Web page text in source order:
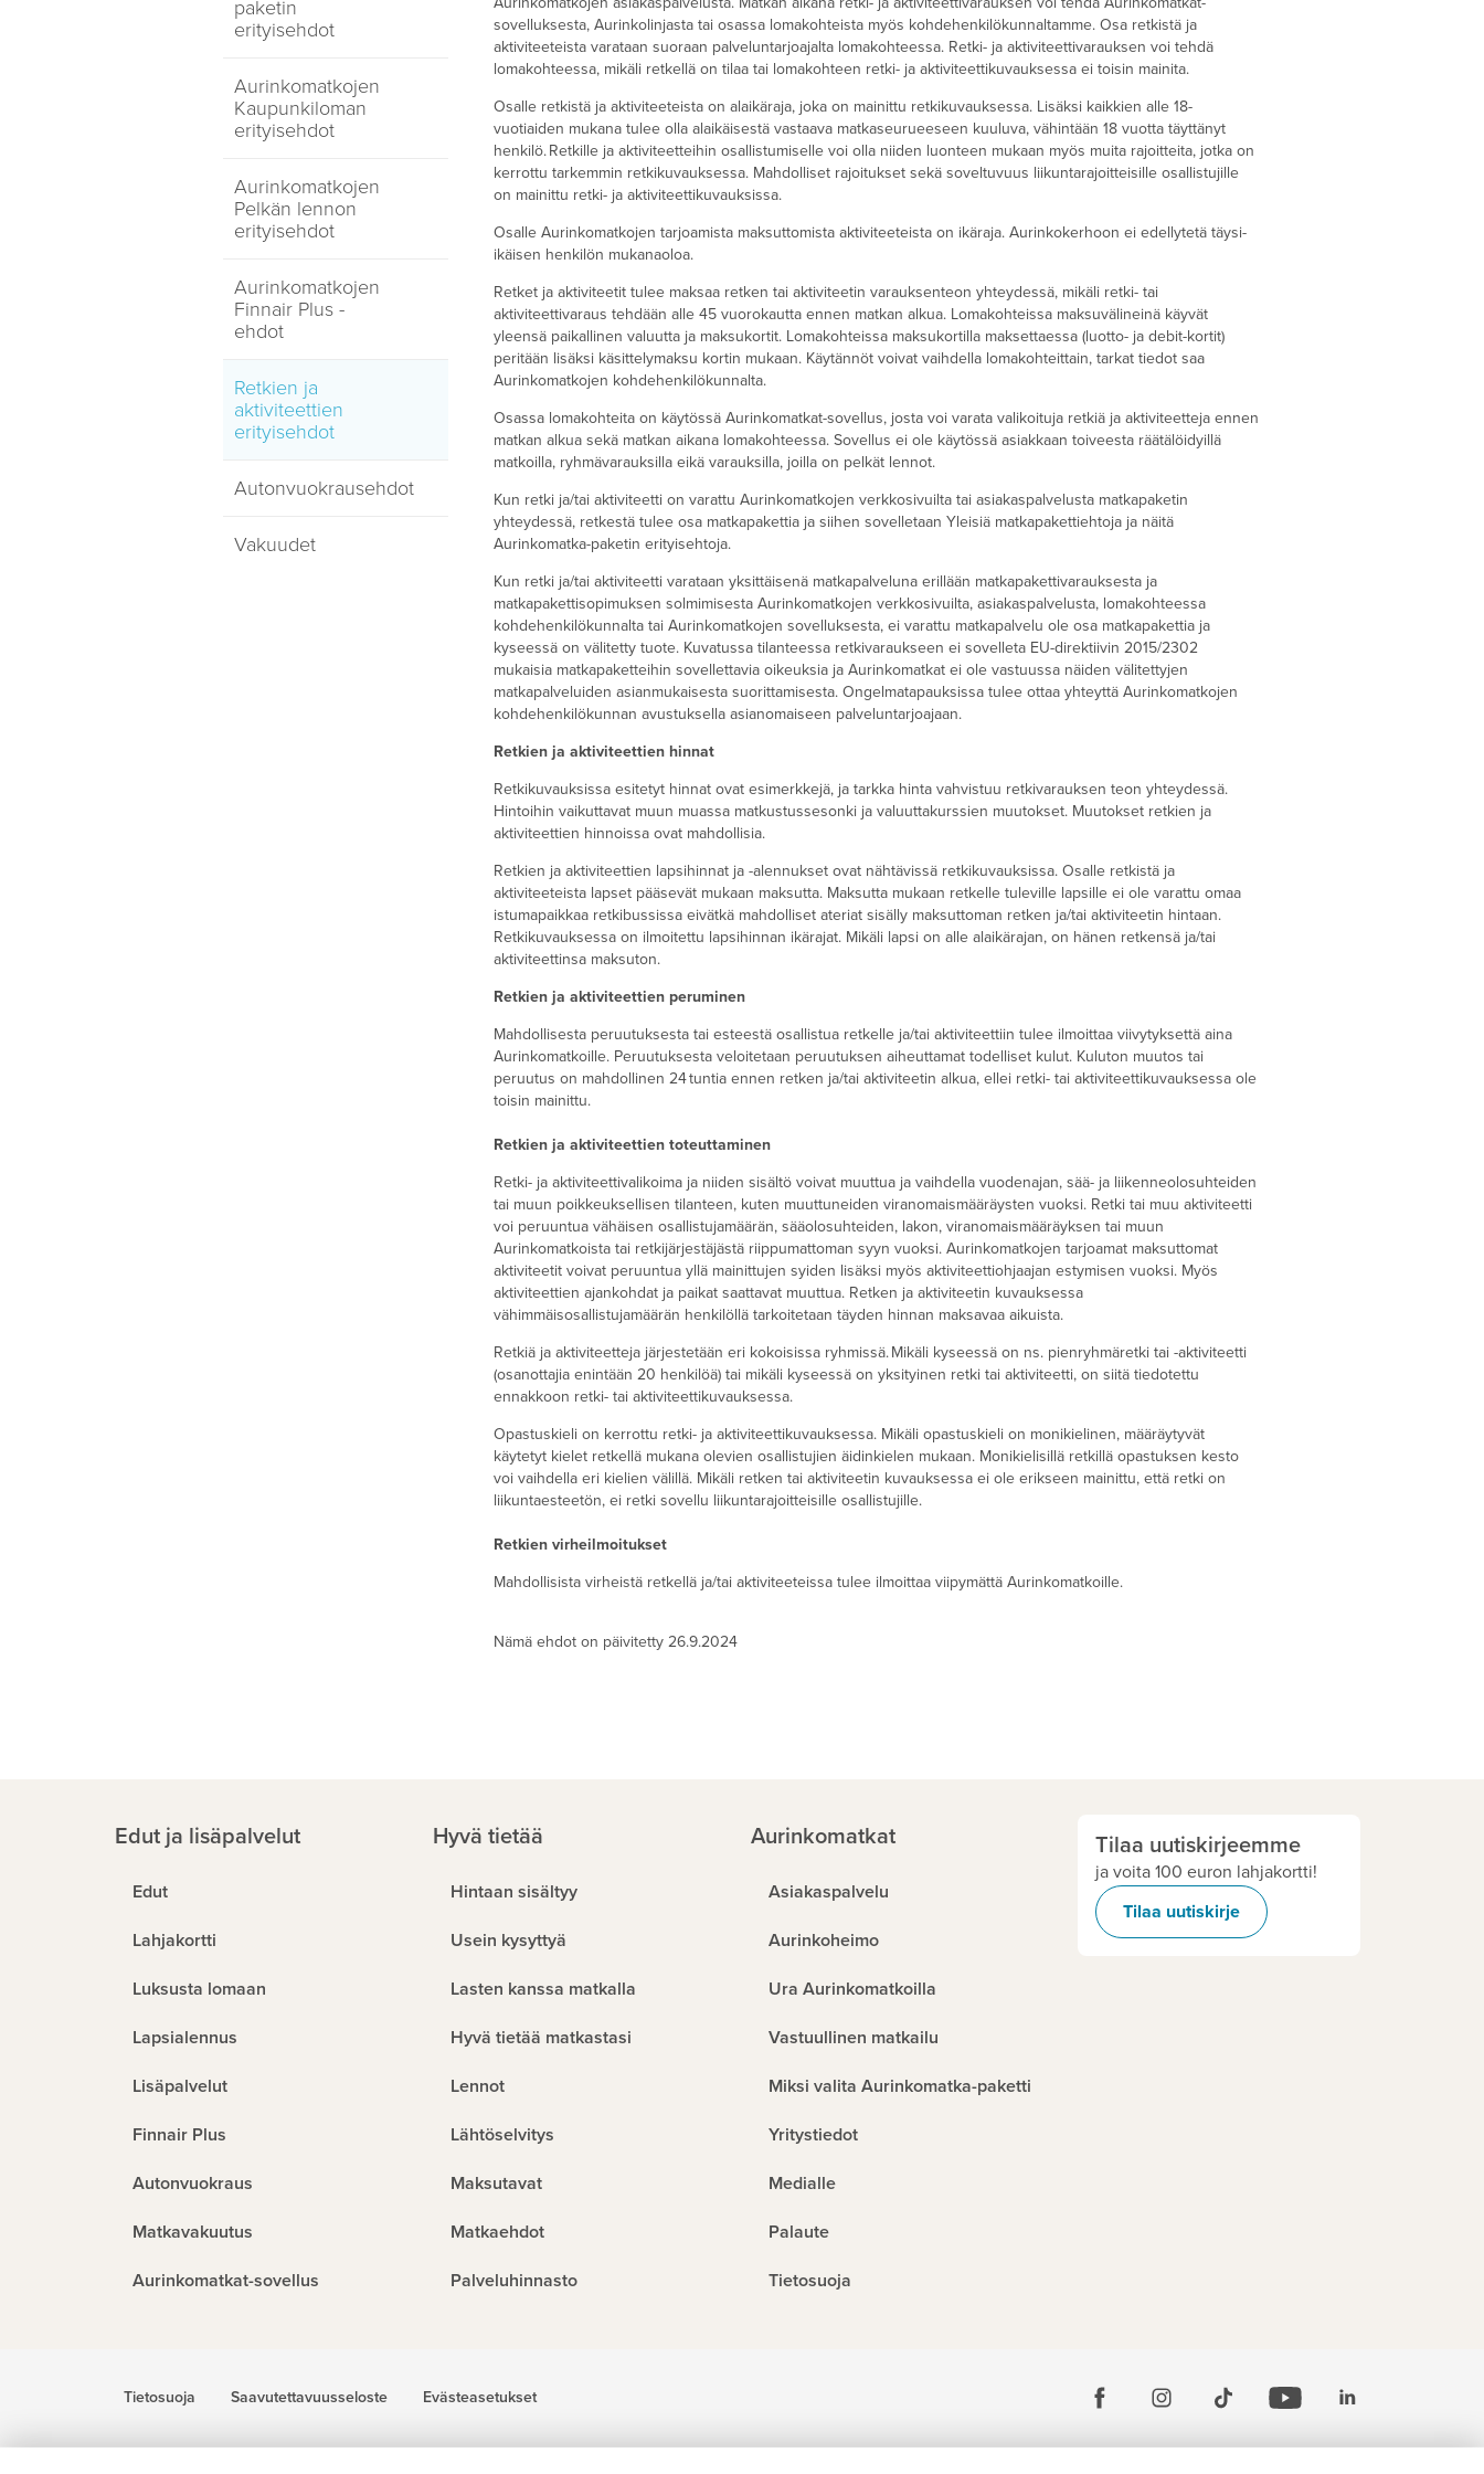
paketin
erityisehdot
Aurinkomatkojen
Kaupunkiloman
erityisehdot
Aurinkomatkojen
Pelkän lennon
erityisehdot
Aurinkomatkojen
Finnair Plus -
ehdot
Retkien ja
aktiviteettien
erityisehdot
Autonvuokrausehdot
Vakuudet
sovelluksesta, Aurinkolinjasta tai osassa lomakohteista myös kohdehenkilökunnaltamme. Osa retkistä ja
aktiviteeteista varataan suoraan palveluntarjoajalta lomakohteessa. Retki- ja aktiviteettivarauksen voi tehdä
lomakohteessa, mikäli retkellä on tilaa tai lomakohteen retki- ja aktiviteettikuvauksessa ei toisin mainita.
Osalle retkistä ja aktiviteeteista on alaikäraja, joka on mainittu retkikuvauksessa. Lisäksi kaikkien alle 18-
vuotiaiden mukana tulee olla alaikäisestä vastaava matkaseurueeseen kuuluva, vähintään 18 vuotta täyttänyt
henkilö. Retkille ja aktiviteetteihin osallistumiselle voi olla niiden luonteen mukaan myös muita rajoitteita, jotka on
kerrottu tarkemmin retkikuvauksessa. Mahdolliset rajoitukset sekä soveltuvuus liikuntarajoitteisille osallistujille
on mainittu retki- ja aktiviteettikuvauksissa.
Osalle Aurinkomatkojen tarjoamista maksuttomista aktiviteeteista on ikäraja. Aurinkokerhoon ei edellytetä täysi-
ikäisen henkilön mukanaoloa.
Retket ja aktiviteetit tulee maksaa retken tai aktiviteetin varauksenteon yhteydessä, mikäli retki- tai
aktiviteettivaraus tehdään alle 45 vuorokautta ennen matkan alkua. Lomakohteissa maksuvälineinä käyvät
yleensä paikallinen valuutta ja maksukortit. Lomakohteissa maksukortilla maksettaessa (luotto- ja debit-kortit)
peritään lisäksi käsittelymaksu kortin mukaan. Käytännöt voivat vaihdella lomakohteittain, tarkat tiedot saa
Aurinkomatkojen kohdehenkilökunnalta.
Osassa lomakohteita on käytössä Aurinkomatkat-sovellus, josta voi varata valikoituja retkiä ja aktiviteetteja ennen
matkan alkua sekä matkan aikana lomakohteessa. Sovellus ei ole käytössä asiakkaan toiveesta räätälöidyillä
matkoilla, ryhmävarauksilla eikä varauksilla, joilla on pelkät lennot.
Kun retki ja/tai aktiviteetti on varattu Aurinkomatkojen verkkosivuilta tai asiakaspalvelusta matkapaketin
yhteydessä, retkestä tulee osa matkapakettia ja siihen sovelletaan Yleisiä matkapakettiehtoja ja näitä
Aurinkomatka-paketin erityisehtoja.
Kun retki ja/tai aktiviteetti varataan yksittäisenä matkapalveluna erillään matkapakettivarauksesta ja
matkapakettisopimuksen solmimisesta Aurinkomatkojen verkkosivuilta, asiakaspalvelusta, lomakohteessa
kohdehenkilökunnalta tai Aurinkomatkojen sovelluksesta, ei varattu matkapalvelu ole osa matkapakettia ja
kyseessä on välitetty tuote. Kuvatussa tilanteessa retkivaraukseen ei sovelleta EU-direktiivin 2015/2302
mukaisia matkapaketteihin sovellettavia oikeuksia ja Aurinkomatkat ei ole vastuussa näiden välitettyjen
matkapalveluiden asianmukaisesta suorittamisesta. Ongelmatapauksissa tulee ottaa yhteyttä Aurinkomatkojen
kohdehenkilökunnan avustuksella asianomaiseen palveluntarjoajaan.
Retkien ja aktiviteettien hinnat
Retkikuvauksissa esitetyt hinnat ovat esimerkkejä, ja tarkka hinta vahvistuu retkivarauksen teon yhteydessä.
Hintoihin vaikuttavat muun muassa matkustussesonki ja valuuttakurssien muutokset. Muutokset retkien ja
aktiviteettien hinnoissa ovat mahdollisia.
Retkien ja aktiviteettien lapsihinnat ja -alennukset ovat nähtävissä retkikuvauksissa. Osalle retkistä ja
aktiviteeteista lapset pääsevät mukaan maksutta. Maksutta mukaan retkelle tuleville lapsille ei ole varattu omaa
istumapaikkaa retkibussissa eivätkä mahdolliset ateriat sisälly maksuttoman retken ja/tai aktiviteetin hintaan.
Retkikuvauksessa on ilmoitettu lapsihinnan ikärajat. Mikäli lapsi on alle alaikärajan, on hänen retkensä ja/tai
aktiviteettinsa maksuton.
Retkien ja aktiviteettien peruminen
Mahdollisesta peruutuksesta tai esteestä osallistua retkelle ja/tai aktiviteettiin tulee ilmoittaa viivytyksettä aina
Aurinkomatkoille. Peruutuksesta veloitetaan peruutuksen aiheuttamat todelliset kulut. Kuluton muutos tai
peruutus on mahdollinen 24 tuntia ennen retken ja/tai aktiviteetin alkua, ellei retki- tai aktiviteettikuvauksessa ole
toisin mainittu.
Retkien ja aktiviteettien toteuttaminen
Retki- ja aktiviteettivalikoima ja niiden sisältö voivat muuttua ja vaihdella vuodenajan, sää- ja liikenneolosuhteiden
tai muun poikkeuksellisen tilanteen, kuten muuttuneiden viranomaismääräysten vuoksi. Retki tai muu aktiviteetti
voi peruuntua vähäisen osallistujamäärän, sääolosuhteiden, lakon, viranomaismääräyksen tai muun
Aurinkomatkoista tai retkijärjestäjästä riippumattoman syyn vuoksi. Aurinkomatkojen tarjoamat maksuttomat
aktiviteetit voivat peruuntua yllä mainittujen syiden lisäksi myös aktiviteettiohjaajan estymisen vuoksi. Myös
aktiviteettien ajankohdat ja paikat saattavat muuttua. Retken ja aktiviteetin kuvauksessa
vähimmäisosallistujamäärän henkilöllä tarkoitetaan täyden hinnan maksavaa aikuista.
Retkiä ja aktiviteetteja järjestetään eri kokoisissa ryhmissä. Mikäli kyseessä on ns. pienryhmäretki tai -aktiviteetti
(osanottajia enintään 20 henkilöä) tai mikäli kyseessä on yksityinen retki tai aktiviteetti, on siitä tiedotettu
ennakkoon retki- tai aktiviteettikuvauksessa.
Opastuskieli on kerrottu retki- ja aktiviteettikuvauksessa. Mikäli opastuskieli on monikielinen, määräytyvät
käytetyt kielet retkellä mukana olevien osallistujien äidinkielen mukaan. Monikielisillä retkillä opastuksen kesto
voi vaihdella eri kielien välillä. Mikäli retken tai aktiviteetin kuvauksessa ei ole erikseen mainittu, että retki on
liikuntaesteetön, ei retki sovellu liikuntarajoitteisille osallistujille.
Retkien virheilmoitukset
Mahdollisista virheistä retkellä ja/tai aktiviteeteissa tulee ilmoittaa viipymättä Aurinkomatkoille.
Nämä ehdot on päivitetty 26.9.2024
Edut ja lisäpalvelut
Edut
Lahjakortti
Luksusta lomaan
Lapsialennus
Lisäpalvelut
Finnair Plus
Autonvuokraus
Matkavakuutus
Aurinkomatkat-sovellus
Hyvä tietää
Hintaan sisältyy
Usein kysyttyä
Lasten kanssa matkalla
Hyvä tietää matkastasi
Lennot
Lähtöselvitys
Maksutavat
Matkaehdot
Palveluhinnasto
Aurinkomatkat
Asiakaspalvelu
Aurinkoheimo
Ura Aurinkomatkoilla
Vastuullinen matkailu
Miksi valita Aurinkomatka-paketti
Yritystiedot
Medialle
Palaute
Tietosuoja
Tilaa uutiskirjeemme
ja voita 100 euron lahjakortti!
Tilaa uutiskirje
Tietosuoja Saavutettavuusseloste Evästeasetukset